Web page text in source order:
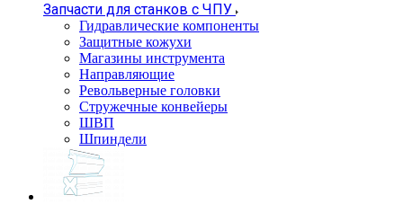
Запчасти для станков с ЧПУ
Гидравлические компоненты
Защитные кожухи
Магазины инструмента
Направляющие
Револьверные головки
Стружечные конвейеры
ШВП
Шпиндели